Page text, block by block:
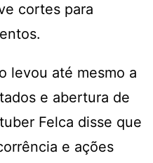
cortes para
levou até mesmo a
e abertura de
Felca disse que
e ações